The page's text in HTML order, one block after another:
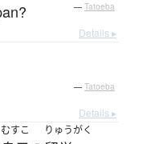
— Tatoeba
Details ▸
— Tatoeba
Details ▸
むすこ りゅうがく